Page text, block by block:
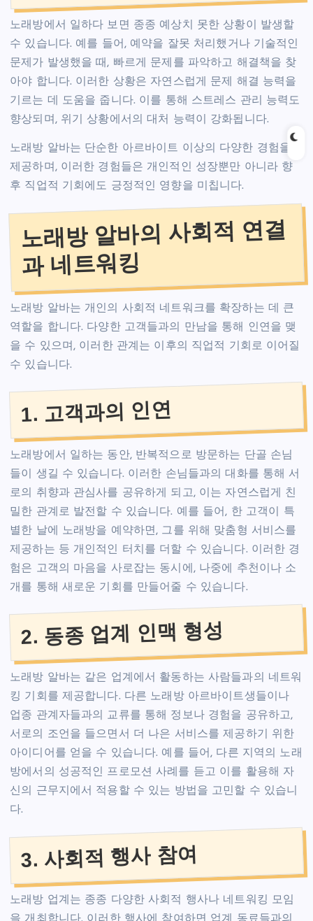
노래방에서 일하다 보면 종종 예상치 못한 상황이 발생할
수 있습니다. 예를 들어, 예약을 잘못 처리했거나 기술적인
문제가 발생했을 때, 빠르게 문제를 파악하고 해결책을 찾
아야 합니다. 이러한 상황은 자연스럽게 문제 해결 능력을
기르는 데 도움을 줍니다. 이를 통해 스트레스 관리 능력도
향상되며, 위기 상황에서의 대처 능력이 강화됩니다.
노래방 알바는 단순한 아르바이트 이상의 다양한 경험을
제공하며, 이러한 경험들은 개인적인 성장뿐만 아니라 향
후 직업적 기회에도 긍정적인 영향을 미칩니다.
노래방 알바의 사회적 연결
과 네트워킹
노래방 알바는 개인의 사회적 네트워크를 확장하는 데 큰
역할을 합니다. 다양한 고객들과의 만남을 통해 인연을 맺
을 수 있으며, 이러한 관계는 이후의 직업적 기회로 이어질
수 있습니다.
1. 고객과의 인연
노래방에서 일하는 동안, 반복적으로 방문하는 단골 손님
들이 생길 수 있습니다. 이러한 손님들과의 대화를 통해 서
로의 취향과 관심사를 공유하게 되고, 이는 자연스럽게 친
밀한 관계로 발전할 수 있습니다. 예를 들어, 한 고객이 특
별한 날에 노래방을 예약하면, 그를 위해 맞춤형 서비스를
제공하는 등 개인적인 터치를 더할 수 있습니다. 이러한 경
험은 고객의 마음을 사로잡는 동시에, 나중에 추천이나 소
개를 통해 새로운 기회를 만들어줄 수 있습니다.
2. 동종 업계 인맥 형성
노래방 알바는 같은 업계에서 활동하는 사람들과의 네트워
킹 기회를 제공합니다. 다른 노래방 아르바이트생들이나
업종 관계자들과의 교류를 통해 정보나 경험을 공유하고,
서로의 조언을 들으면서 더 나은 서비스를 제공하기 위한
아이디어를 얻을 수 있습니다. 예를 들어, 다른 지역의 노래
방에서의 성공적인 프로모션 사례를 듣고 이를 활용해 자
신의 근무지에서 적용할 수 있는 방법을 고민할 수 있습니
다.
3. 사회적 행사 참여
노래방 업계는 종종 다양한 사회적 행사나 네트워킹 모임